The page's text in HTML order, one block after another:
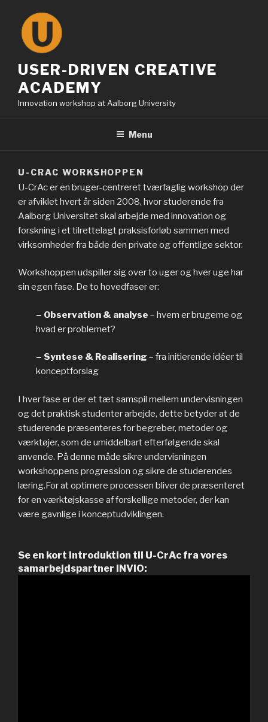
content
USER-DRIVEN CREATIVE
ACADEMY
Innovation workshop at Aalborg University
Menu
U-CRAC WORKSHOPPEN
U-CrAc er en bruger-centreret tværfaglig workshop der
er afviklet hvert år siden 2008, hvor studerende fra
Aalborg Universitet skal arbejde med innovation og
forskning i et tilrettelagt praksisforløb sammen med
virksomheder fra både den private og offentlige sektor.
Workshoppen udspiller sig over to uger og hver uge har
sin egen fase. De to hovedfaser er:
– Observation & analyse – hvem er brugerne og
hvad er problemet?
– Syntese & Realisering – fra initierende idéer til
konceptforslag
I hver fase er der et tæt samspil mellem undervisningen
og det praktisk studenter arbejde, dette betyder at de
studerende præsenteres for begreber, metoder og
værktøjer, som de umiddelbart efterfølgende skal
anvende. På denne måde sikre undervisningen
workshoppens progression og sikre de studerendes
læring.For at optimere processen bliver de præsenteret
for en værktøjskasse af forskellige metoder, der kan
være gavnlige i konceptudviklingen.
Se en kort introduktion til U-CrAc fra vores
samarbejdspartner INVIO: